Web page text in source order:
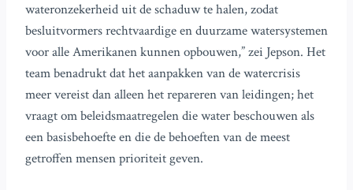
wateronzekerheid uit de schaduw te halen, zodat
besluitvormers rechtvaardige en duurzame watersystemen
voor alle Amerikanen kunnen opbouwen,” zei Jepson. Het
team benadrukt dat het aanpakken van de watercrisis
meer vereist dan alleen het repareren van leidingen; het
vraagt om beleidsmaatregelen die water beschouwen als
een basisbehoefte en die de behoeften van de meest
getroffen mensen prioriteit geven.